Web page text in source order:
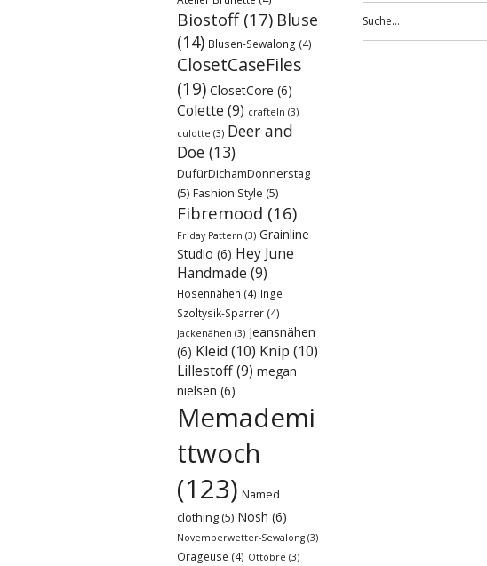
Biostoff(17) Bluse
(14) Blusen-Sewalong (4)
ClosetCaseFiles
(19) ClosetCore (6)
Colette (9) crafteln (3)
culotte (3) Deer and
Doe (13)
DufürDichamDonnerstag
(5) Fashion Style (5)
Fibremood (16)
Friday Pattern (3) Grainline
Studio (6) Hey June
Handmade (9)
Hosennähen (4) Inge
Szoltysik-Sparrer (4)
Jackenähen (3) Jeansnähen
(6) Kleid (10) Knip (10)
Lillestoff(9) megan
nielsen (6)
Memademi
ttwoch
(123) Named
clothing (5) Nosh (6)
Novemberwetter-Sewalong (3)
Orageuse (4) Ottobre (3)